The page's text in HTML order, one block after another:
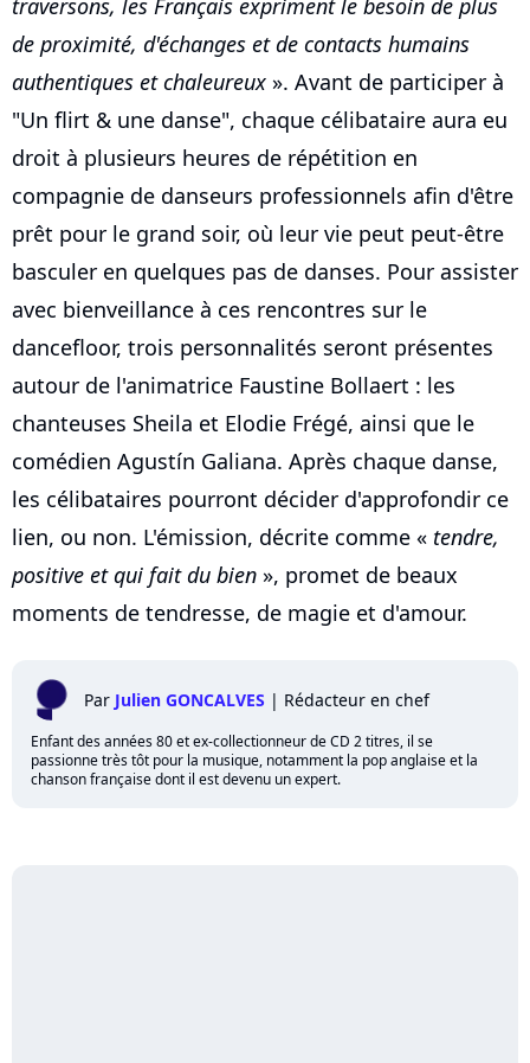
traversons, les Français expriment le besoin de plus
de proximité, d'échanges et de contacts humains
authentiques et chaleureux ». Avant de participer à
"Un flirt & une danse", chaque célibataire aura eu
droit à plusieurs heures de répétition en
compagnie de danseurs professionnels afin d'être
prêt pour le grand soir, où leur vie peut peut-être
basculer en quelques pas de danses. Pour assister
avec bienveillance à ces rencontres sur le
dancefloor, trois personnalités seront présentes
autour de l'animatrice Faustine Bollaert : les
chanteuses Sheila et Elodie Frégé, ainsi que le
comédien Agustín Galiana. Après chaque danse,
les célibataires pourront décider d'approfondir ce
lien, ou non. L'émission, décrite comme « tendre,
positive et qui fait du bien », promet de beaux
moments de tendresse, de magie et d'amour.
Par Julien GONCALVES | Rédacteur en chef
Enfant des années 80 et ex-collectionneur de CD 2 titres, il se
passionne très tôt pour la musique, notamment la pop anglaise et la
chanson française dont il est devenu un expert.